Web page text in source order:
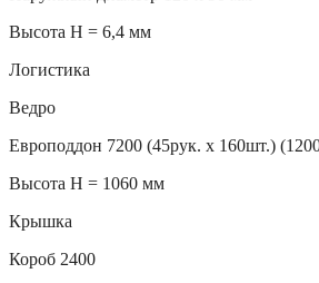
Высота H = 6,4 мм
Логистика
Ведро
Европоддон 7200 (45рук. х 160шт.)
Высота H = 1060 мм
Крышка
Короб 2400